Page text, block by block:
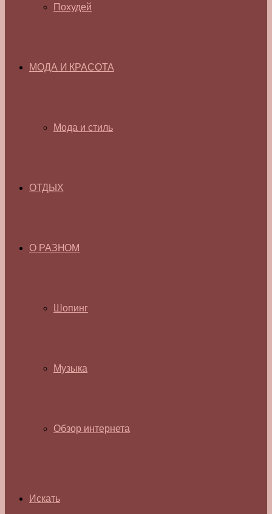
Похудей
МОДА И КРАСОТА
Мода и стиль
ОТДЫХ
О РАЗНОМ
Шопинг
Музыка
Обзор интернета
Искать